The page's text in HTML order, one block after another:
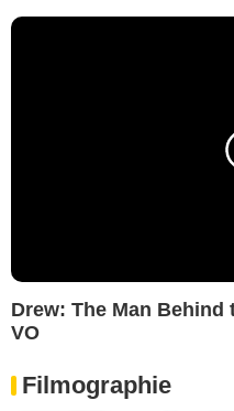
Drew: The Man
VO
Filmographie